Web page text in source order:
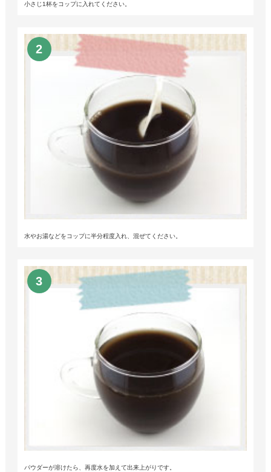
小さじ1杯をコップに入れてください。
水やお湯などをコップに半分程度入れ、混ぜてください。
パウダーが溶けたら、再度水を加えて出来上がりです。